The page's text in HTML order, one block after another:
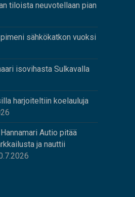
tiloista neuvotellaan pian
sähkökatkon vuoksi
isovihasta Sulkavalla
harjoiteltiin koelauluja
Autio pitää
ja nauttii